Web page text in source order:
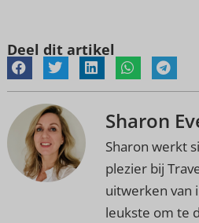
Deel dit artikel
Sharon
Sharon werkt
plezier bij
uitwerken van
leukste om te